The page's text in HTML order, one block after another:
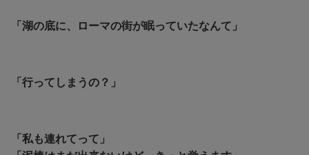
「湖の底に、ローマの街が眠っていたなんて」
「行ってしまうの？」
「私も連れてって」